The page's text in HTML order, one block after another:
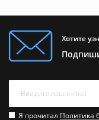
Хотите
Я прочитал Политика